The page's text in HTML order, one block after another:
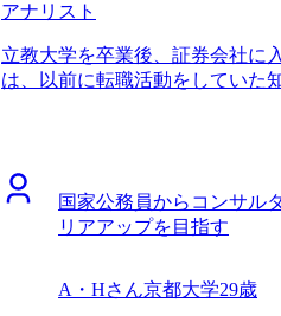
した。一方で、必要に応じて業
報を必要としていたわけではな
してくれました。知人の情報網
スができるだけでなく、転職者
ームを決められたことだと思い
戦略系コンサルティングファ
情報提供に基づき、しっかりと
収900万円になりました。 3年
アナリスト
立教大学を卒業後、証券会社に
は、以前に転職活動をしていた
安になったことで転職を決意し
アップと市場価値の向上のため
らコンサル転職がうまくいくと
を聞いてみよう程度の気持ちで
す。 山中さんは、初回面談の
ました。そこには第二新卒向け
国家公務員からコンサル
リアアップを目指す
A・Hさん京都大学29歳